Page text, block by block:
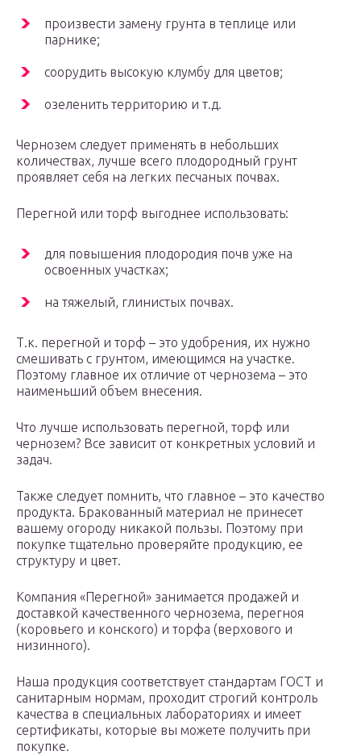
произвести замену грунта в теплице или
парнике;
соорудить высокую клумбу для цветов;
озеленить территорию и т.д.
Чернозем следует применять в небольших
количествах, лучше всего плодородный грунт
проявляет себя на легких песчаных почвах.
Перегной или торф выгоднее использовать:
для повышения плодородия почв уже на
освоенных участках;
на тяжелый, глинистых почвах.
Т.к. перегной и торф – это удобрения, их нужно
смешивать с грунтом, имеющимся на участке.
Поэтому главное их отличие от чернозема – это
наименьший объем внесения.
Что лучше использовать перегной, торф или
чернозем? Все зависит от конкретных условий и
задач.
Также следует помнить, что главное – это качество
продукта. Бракованный материал не принесет
вашему огороду никакой пользы. Поэтому при
покупке тщательно проверяйте продукцию, ее
структуру и цвет.
Компания «Перегной» занимается продажей и
доставкой качественного чернозема, перегноя
(коровьего и конского) и торфа (верхового и
низинного).
Наша продукция соответствует стандартам ГОСТ и
санитарным нормам, проходит строгий контроль
качества в специальных лабораториях и имеет
сертификаты, которые вы можете получить при
покупке.